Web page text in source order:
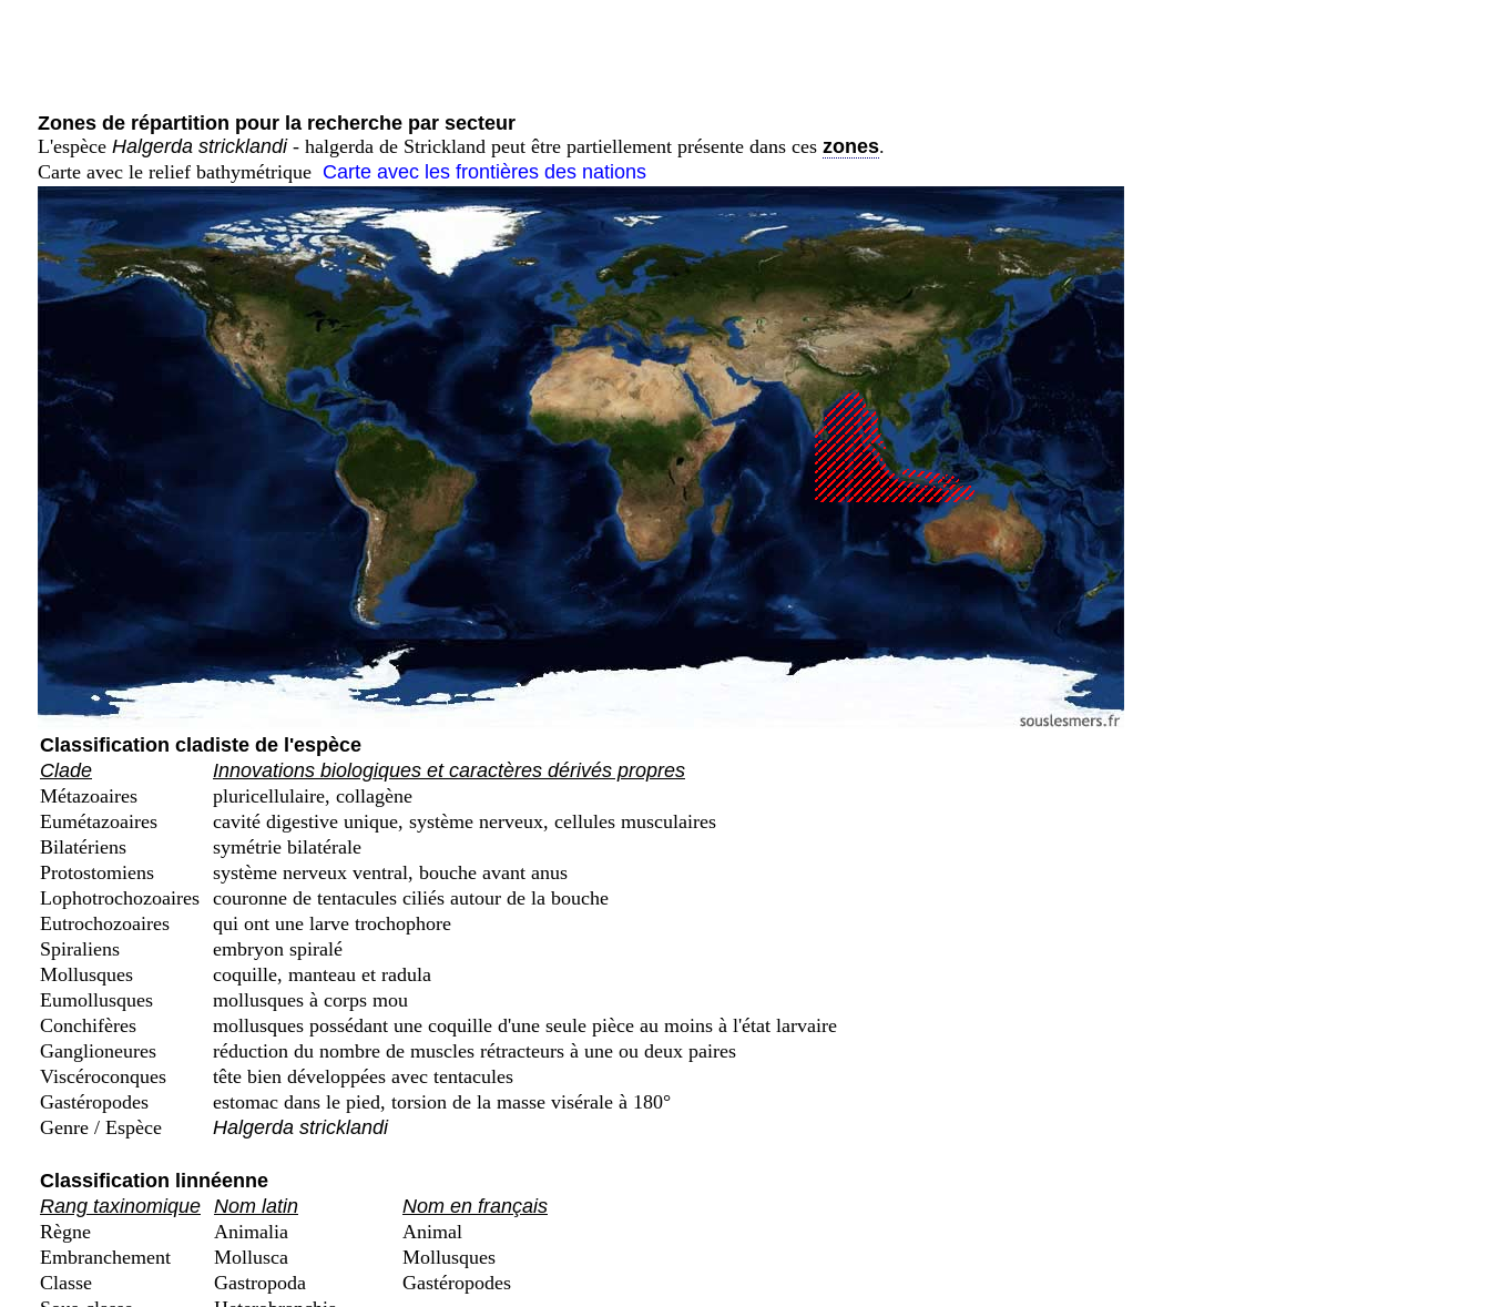
Zones de répartition pour la recherche par secteur
L'espèce Halgerda stricklandi- halgerda de Strickland peut être partiellement présente dans ces zones.
Carte avec le relief bathymétrique Carte avec les frontières des nations
Classification cladiste de l'espèce
Clade
Innovations biologiques et caractères dérivés propres
Métazoaires
pluricellulaire, collagène
Eumétazoaires
cavité digestive unique, système nerveux, cellules musculaires
Bilatériens
symétrie bilatérale
Protostomiens
système nerveux ventral, bouche avant anus
Lophotrochozoaires couronne de tentacules ciliés autour de la bouche
Eutrochozoaires
qui ont une larve trochophore
Spiraliens
embryon spiralé
Mollusques
coquille, manteau et radula
Eumollusques
mollusques à corps mou
Conchifères
mollusques possédant une coquille d'une seule pièce au moins à l'état larvaire
Ganglioneures
réduction du nombre de muscles rétracteurs à une ou deux paires
Viscéroconques
tête bien développées avec tentacules
Gastéropodes
estomac dans le pied, torsion de la masse visérale à 180°
Genre / Espèce
Halgerda stricklandi
Classification linnéenne
Rang taxinomique Nom latin
Nom en français
Règne
Animalia
Animal
Embranchement
Mollusca
Mollusques
Classe
Gastropoda
Gastéropodes